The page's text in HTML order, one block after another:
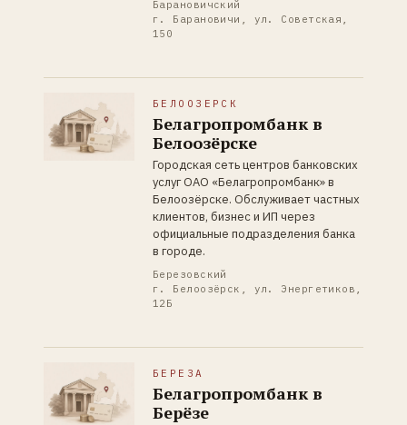
Барановичский
г. Барановичи, ул. Советская,
150
БЕЛООЗЕРСК
Белагропромбанк в
Белоозёрске
Городская сеть центров банковских
услуг ОАО «Белагропромбанк» в
Белоозёрске. Обслуживает частных
клиентов, бизнес и ИП через
официальные подразделения банка
в городе.
Березовский
г. Белоозёрск, ул. Энергетиков,
12Б
БЕРЕЗА
Белагропромбанк в
Берёзе